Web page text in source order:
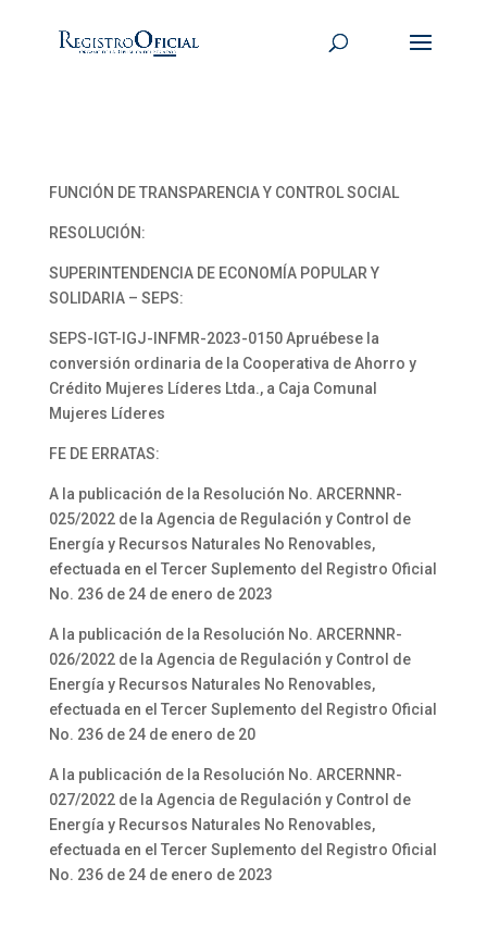
FUNCIÓN DE TRANSPARENCIA Y CONTROL SOCIAL
RESOLUCIÓN:
SUPERINTENDENCIA DE ECONOMÍA POPULAR Y
SOLIDARIA – SEPS:
SEPS-IGT-IGJ-INFMR-2023-0150 Apruébese la
conversión ordinaria de la Cooperativa de Ahorro y
Crédito Mujeres Líderes Ltda., a Caja Comunal
Mujeres Líderes
FE DE ERRATAS:
A la publicación de la Resolución No. ARCERNNR-
025/2022 de la Agencia de Regulación y Control de
Energía y Recursos Naturales No Renovables,
efectuada en el Tercer Suplemento del Registro Oficial
No. 236 de 24 de enero de 2023
A la publicación de la Resolución No. ARCERNNR-
026/2022 de la Agencia de Regulación y Control de
Energía y Recursos Naturales No Renovables,
efectuada en el Tercer Suplemento del Registro Oficial
No. 236 de 24 de enero de 20
A la publicación de la Resolución No. ARCERNNR-
027/2022 de la Agencia de Regulación y Control de
Energía y Recursos Naturales No Renovables,
efectuada en el Tercer Suplemento del Registro Oficial
No. 236 de 24 de enero de 2023